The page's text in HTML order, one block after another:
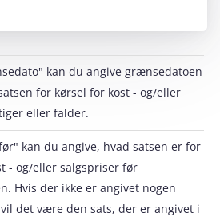
kan du angive grænsedatoen
for kørsel for kost - og/eller
eller falder.
kan du angive, hvad satsen er for
- og/eller salgspriser før
Hvis der ikke er angivet nogen
det være den sats, der er angivet i